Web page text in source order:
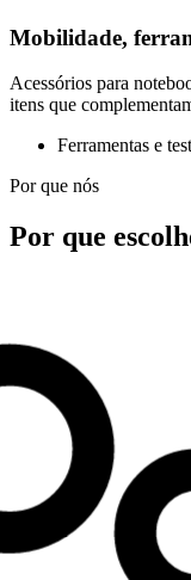
Mobilidade,
Acessórios para
itens que
Ferramentas e
Por que nós
Por que